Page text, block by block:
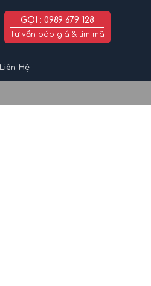
GỌI : 0989 679 128
Tư vấn báo giá & tìm mã
Liên Hệ